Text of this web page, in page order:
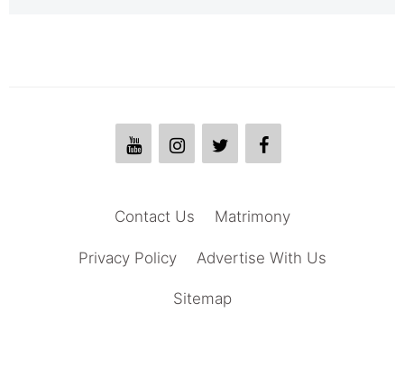
Matrimony
Contact Us
Advertise With Us
Privacy Policy
Sitemap